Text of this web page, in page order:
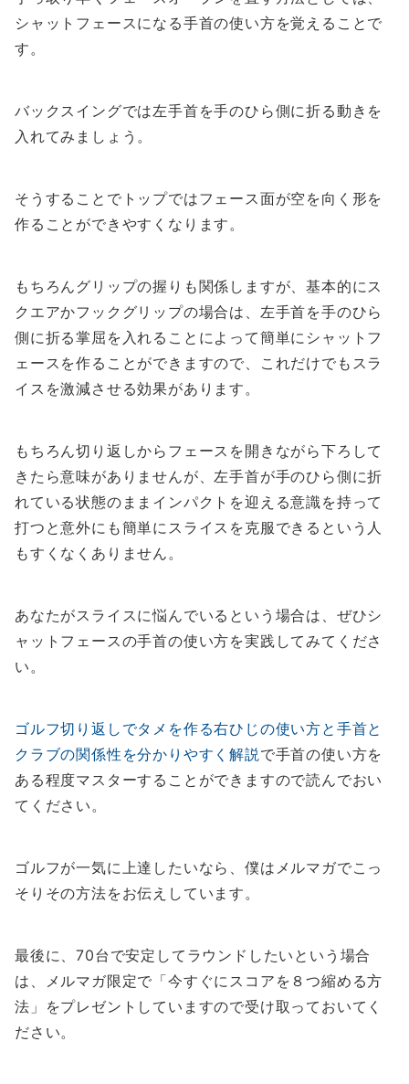
シャットフェースになる手首の使い方を覚えることで
す。
バックスイングでは左手首を手のひら側に折る動きを
入れてみましょう。
そうすることでトップではフェース面が空を向く形を
作ることができやすくなります。
もちろんグリップの握りも関係しますが、基本的にス
クエアかフックグリップの場合は、左手首を手のひら
側に折る掌屈を入れることによって簡単にシャットフ
ェースを作ることができますので、これだけでもスラ
イスを激減させる効果があります。
もちろん切り返しからフェースを開きながら下ろして
きたら意味がありませんが、左手首が手のひら側に折
れている状態のままインパクトを迎える意識を持って
打つと意外にも簡単にスライスを克服できるという人
もすくなくありません。
あなたがスライスに悩んでいるという場合は、ぜひシ
ャットフェースの手首の使い方を実践してみてくださ
い。
ゴルフ切り返しでタメを作る右ひじの使い方と手首と
クラブの関係性を分かりやすく解説で手首の使い方を
ある程度マスターすることができますので読んでおい
てください。
ゴルフが一気に上達したいなら、僕はメルマガでこっ
そりその方法をお伝えしています。
最後に、70台で安定してラウンドしたいという場合
は、メルマガ限定で「今すぐにスコアを８つ縮める方
法」をプレゼントしていますので受け取っておいてく
ださい。